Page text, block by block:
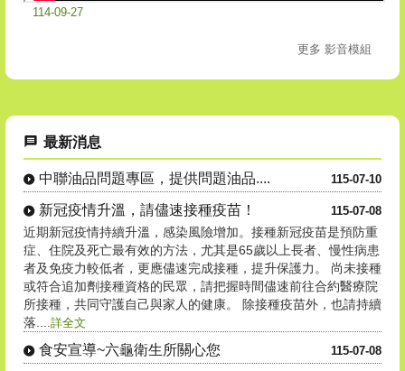
114-09-27
更多 影音模組
最新消息
115-07-10
中聯油品問題專區，提供問題油品....
115-07-08
新冠疫情升溫，請儘速接種疫苗！
近期新冠疫情持續升溫，感染風險增加。接種新冠疫苗是預防重
症、住院及死亡最有效的方法，尤其是65歲以上長者、慢性病患
者及免疫力較低者，更應儘速完成接種，提升保護力。 尚未接種
或符合追加劑接種資格的民眾，請把握時間儘速前往合約醫療院
所接種，共同守護自己與家人的健康。 除接種疫苗外，也請持續
落.... 詳全文
115-07-08
食安宣導~六龜衛生所關心您